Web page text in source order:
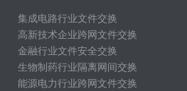
集成电路行业文件交换
高新技术企业跨网文件交换
金融行业文件安全交换
生物制药行业隔离网间交换
能源电力行业跨网文件交换